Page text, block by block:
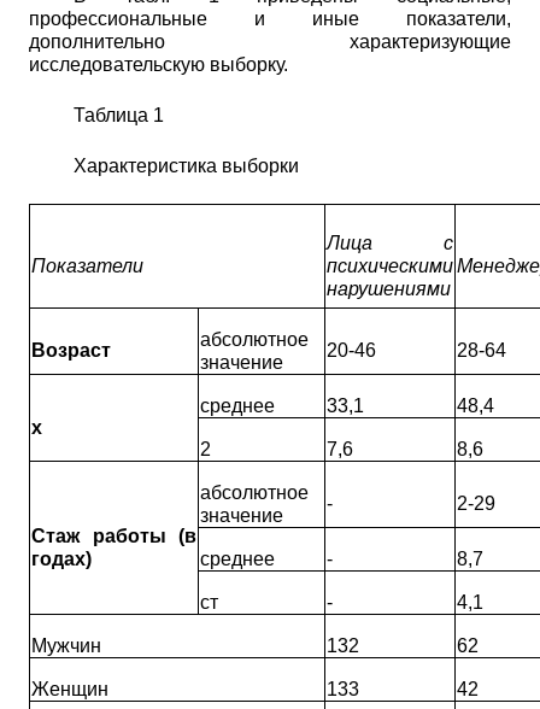
профессиональные и иные показатели,
дополнительно характеризующие
исследовательскую выборку.
Таблица 1
Характеристика выборки
Показатели
Лица с
психическими
нарушениями
Возраст
абсолютное
значение
20-46 28-64
x
среднее 33,1 48,4
2 7,6 8,6
Стаж работы (в
годах)
абсолютное
значение
- 2-29
среднее - 8,7
ст - 4,1
Мужчин 132 62
Женщин 133 42